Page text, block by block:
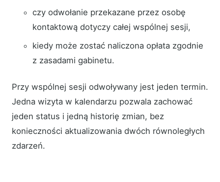
czy odwołanie przekazane przez osobę
kontaktową dotyczy całej wspólnej sesji,
kiedy może zostać naliczona opłata zgodnie
z zasadami gabinetu.
Przy wspólnej sesji odwoływany jest jeden termin.
Jedna wizyta w kalendarzu pozwala zachować
jeden status i jedną historię zmian, bez
konieczności aktualizowania dwóch równoległych
zdarzeń.